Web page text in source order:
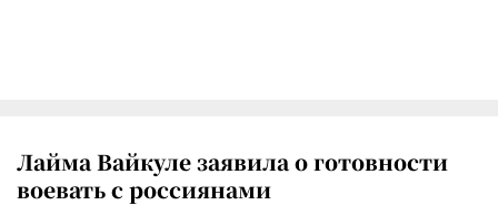
Лайма Вайкуле заявила о готовности
воевать с россиянами